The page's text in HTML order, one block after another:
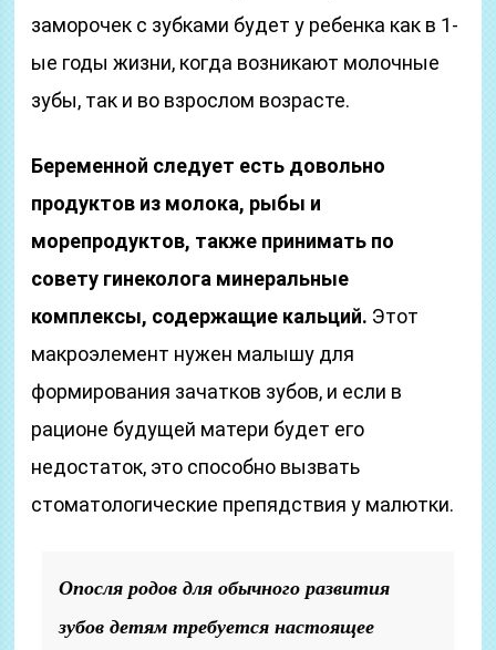
заморочек с зубками будет у ребенка как в 1-
ые годы жизни, когда возникают молочные
зубы, так и во взрослом возрасте.
Беременной следует есть довольно
продуктов из молока, рыбы и
морепродуктов, также принимать по
совету гинеколога минеральные
комплексы, содержащие кальций. Этот
макроэлемент нужен малышу для
формирования зачатков зубов, и если в
рационе будущей матери будет его
недостаток, это способно вызвать
стоматологические препядствия у малютки.
Опосля родов для обычного развития
зубов детям требуется настоящее